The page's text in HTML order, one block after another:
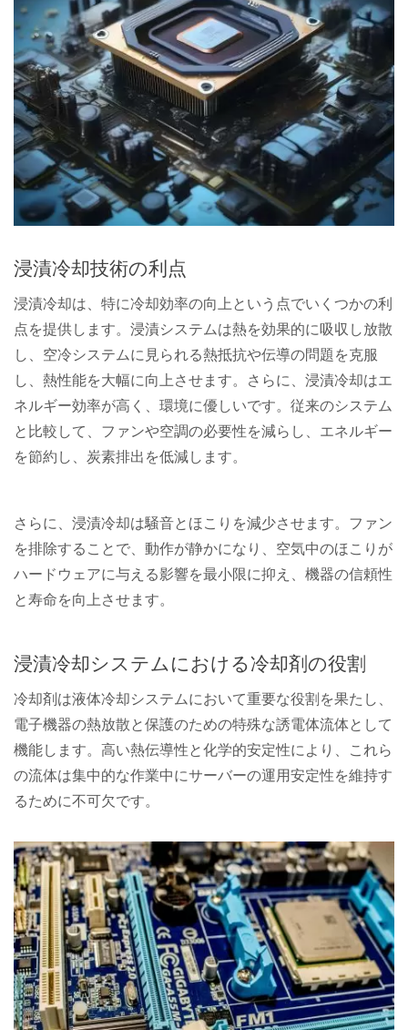
浸漬冷却技術の利点
浸漬冷却は、特に冷却効率の向上という点でいくつかの利
点を提供します。浸漬システムは熱を効果的に吸収し放散
し、空冷システムに見られる熱抵抗や伝導の問題を克服
し、熱性能を大幅に向上させます。さらに、浸漬冷却はエ
ネルギー効率が高く、環境に優しいです。従来のシステム
と比較して、ファンや空調の必要性を減らし、エネルギー
を節約し、炭素排出を低減します。
さらに、浸漬冷却は騒音とほこりを減少させます。ファン
を排除することで、動作が静かになり、空気中のほこりが
ハードウェアに与える影響を最小限に抑え、機器の信頼性
と寿命を向上させます。
浸漬冷却システムにおける冷却剤の役割
冷却剤は液体冷却システムにおいて重要な役割を果たし、
電子機器の熱放散と保護のための特殊な誘電体流体として
機能します。高い熱伝導性と化学的安定性により、これら
の流体は集中的な作業中にサーバーの運用安定性を維持す
るために不可欠です。